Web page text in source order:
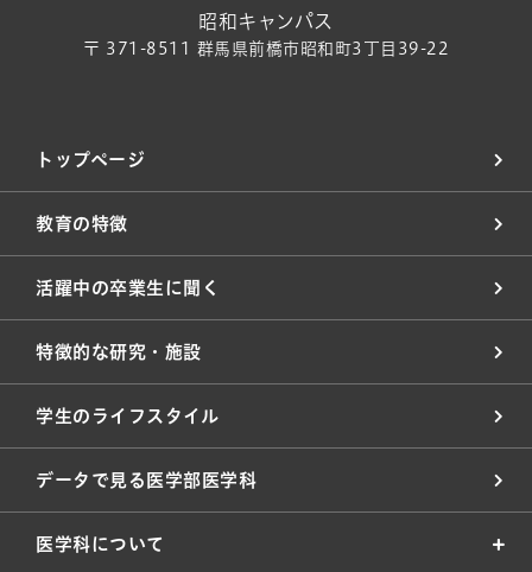
昭和キャンパス
〒 371-8511 群馬県前橋市昭和町3丁目39-22
トップページ
教育の特徴
活躍中の卒業生に聞く
特徴的な研究・施設
学生のライフスタイル
データで見る医学部医学科
医学科について